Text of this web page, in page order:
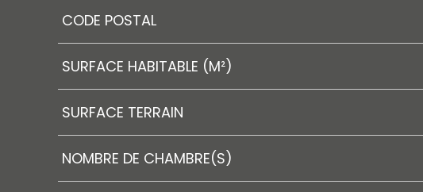
Caractérisque
CODE POSTAL
SURFACE HABITABLE (M²)
SURFACE TERRAIN
NOMBRE DE CHAMBRE(S)